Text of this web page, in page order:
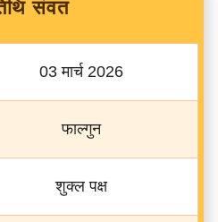
संवत
03 मार्च 2026
फाल्गुन
शुक्ल पक्ष